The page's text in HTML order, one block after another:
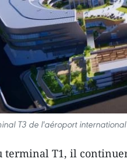
T3 de l'aéroport
terminal T1, il